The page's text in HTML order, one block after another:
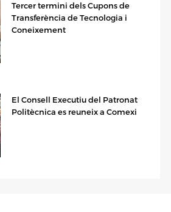
Tercer termini dels Cupons de
Transferència de Tecnologia i
Coneixement
El Consell Executiu del Patronat
Politècnica es reuneix a Comexi